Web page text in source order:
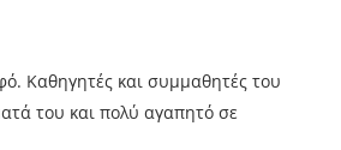
Καθηγητές και συμμαθητές του
του και πολύ αγαπητό σε